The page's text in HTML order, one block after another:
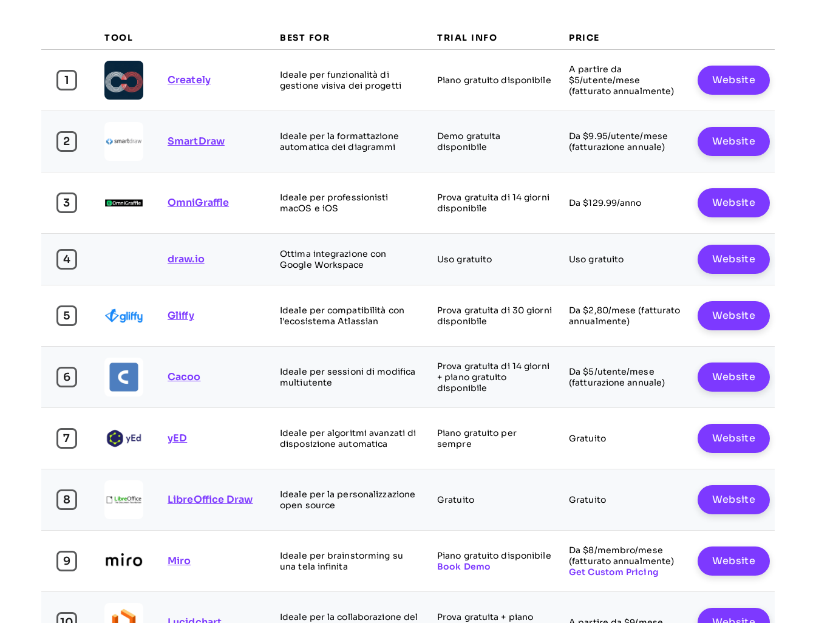
TOOL BEST FOR TRIAL INFO PRICE
1 Creately
Ideale per funzionalità di
gestione visiva dei progetti
Piano gratuito disponibile
A partire da
$5/utente/mese
(fatturato annualmente)
Website
2 SmartDraw
Ideale per la formattazione
automatica dei diagrammi
Demo gratuita
disponibile
Da $9.95/utente/mese
(fatturazione annuale)
Website
3 OmniGraffle
Ideale per professionisti
macOS e iOS
Prova gratuita di 14 giorni
disponibile
Da $129.99/anno Website
4 draw.io
Ottima integrazione con
Google Workspace
Uso gratuito Uso gratuito Website
5 Gliffy
Ideale per compatibilità con
l'ecosistema Atlassian
Prova gratuita di 30 giorni
disponibile
Da $2,80/mese (fatturato
annualmente)
Website
6 Cacoo
Ideale per sessioni di modifica
multiutente
Prova gratuita di 14 giorni
+ piano gratuito
disponibile
Da $5/utente/mese
(fatturazione annuale)
Website
7 yED
Ideale per algoritmi avanzati di
disposizione automatica
Piano gratuito per
sempre
Gratuito Website
8 LibreOffice Draw
Ideale per la personalizzazione
open source
Gratuito Gratuito Website
9 Miro
Ideale per brainstorming su
una tela infinita
Piano gratuito disponibile
Book Demo
Da $8/membro/mese
(fatturato annualmente)
Get Custom Pricing
Website
Ideale per la collaborazione del
Prova gratuita + piano